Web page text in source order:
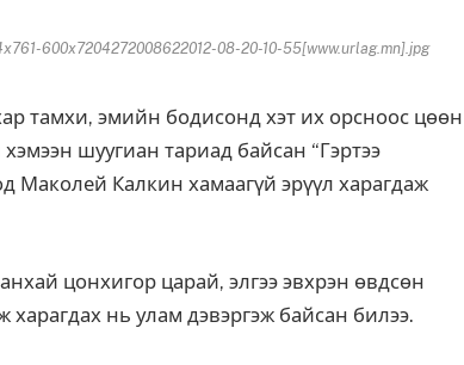
600x7204272008622012-08-20-10-55[www.urlag.mn].jpg
тамхи, эмийн бодисонд хэт их орсноос цөөн
шуугиан тариад байсан “Гэртээ
Маколей Калкин хамаагүй эрүүл харагдаж
цонхигор царай, элгээ эвхрэн өвдсөн
харагдах нь улам дэвэргэж байсан билээ.